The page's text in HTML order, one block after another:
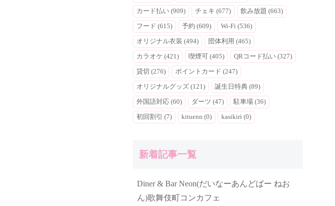
カード払い (909) チェキ (677) 飲み放題 (663)
フード (615) 予約 (609) Wi-Fi (536)
オリジナル衣装 (494) 団体利用 (465)
カラオケ (421) 喫煙可 (405) QRコード払い (327)
貸切 (276) ポイントカード (247)
オリジナルグッズ (121) 誕生日特典 (89)
外国語対応 (60) ダーツ (47) 駐車場 (36)
初回割引 (7) kituenn (0) kasikiri (0)
新着記事一覧
Diner & Bar Neon(だいなーあんどばー ねお
ん)歌舞伎町コンカフェ